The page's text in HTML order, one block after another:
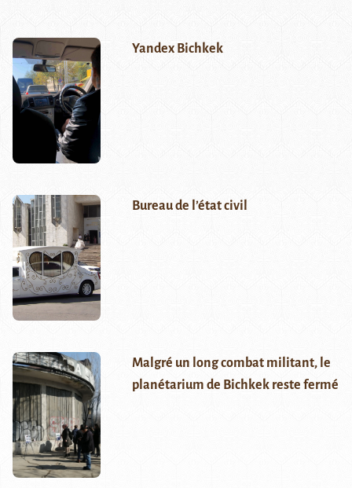
Yandex Bichkek
Bureau de l’état civil
Malgré un long combat militant, le
planétarium de Bichkek reste fermé